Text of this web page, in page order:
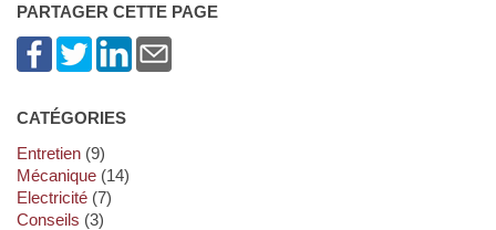
PARTAGER CETTE PAGE
CATÉGORIES
Entretien(9)
Mécanique(14)
Electricité(7)
Conseils (3)